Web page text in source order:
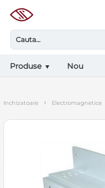
Produse Nou
inchizatoare › electromagnetice